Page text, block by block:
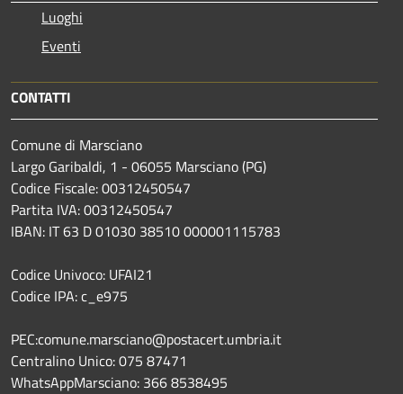
Luoghi
Eventi
CONTATTI
Comune di Marsciano
Largo Garibaldi, 1 - 06055 Marsciano (PG)
Codice Fiscale: 00312450547
Partita IVA: 00312450547
IBAN: IT 63 D 01030 38510 000001115783
Codice Univoco: UFAI21
Codice IPA: c_e975
PEC:comune.marsciano@postacert.umbria.it
Centralino Unico: 075 87471
WhatsAppMarsciano: 366 8538495